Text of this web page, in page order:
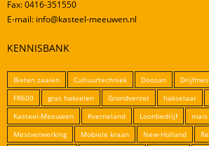
Fax: 0416-351550
E-mail: info@kasteel-meeuwen.nl
KENNISBANK
Bieten zaaien Cultuurtechniek Doosan
FR600
gras hakselen Grondverzet hakselaar
Kasteel-Meeuwen
Kverneland Loonbedrijf
Mestverwerking
Mobiele kraan New-Holland